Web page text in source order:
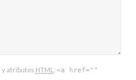
atributos HTML : <a href=""